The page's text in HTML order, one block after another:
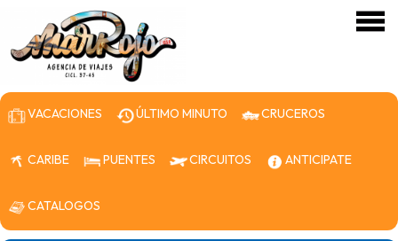
VACACIONES ÚLTIMO MINUTO CRUCEROS
CARIBE PUENTES CIRCUITOS ANTICIPATE
CATALOGOS